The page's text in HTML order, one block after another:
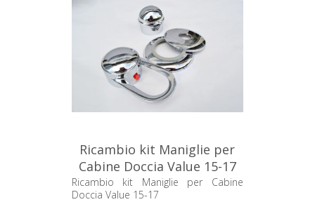
Ricambio kit Maniglie per
Cabine Doccia Value 15-17
Ricambio kit Maniglie per Cabine
Doccia Value 15-17